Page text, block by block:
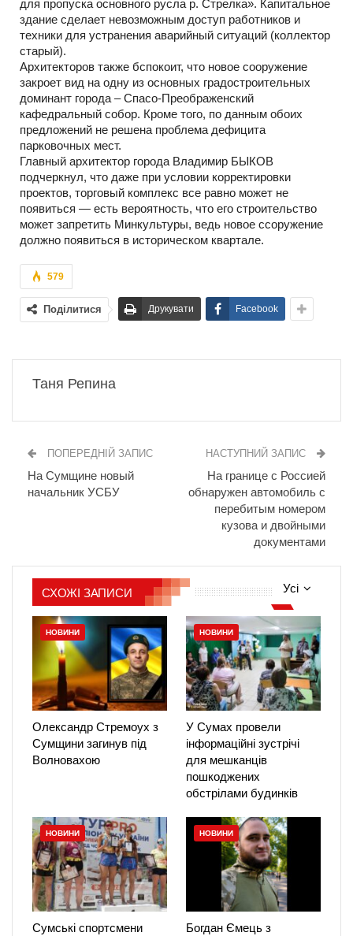
для пропуска основного русла р. Стрелка». Капитальное
здание сделает невозможным доступ работников и
техники для устранения аварийный ситуаций (коллектор
старый).
Архитекторов также бспокоит, что новое сооружение
закроет вид на одну из основных градостроительных
доминант города – Спасо-Преображенский
кафедральный собор. Кроме того, по данным обоих
предложений не решена проблема дефицита
парковочных мест.
Главный архитектор города Владимир БЫКОВ
подчеркнул, что даже при условии корректировки
проектов, торговый комплекс все равно может не
появиться — есть вероятность, что его строительство
может запретить Минкультуры, ведь новое ссоружение
должно появиться в историческом квартале.
579
Поділитися Друкувати Facebook
Таня Репина
ПОПЕРЕДНІЙ ЗАПИС
На Сумщине новый
начальник УСБУ
НАСТУПНИЙ ЗАПИС
На границе с Россией
обнаружен автомобиль с
перебитым номером
кузова и двойными
документами
Усі
СХОЖІ ЗАПИСИ
НОВИНИ
Олександр Стремоух з
Сумщини загинув під
Волновахою
НОВИНИ
У Сумах провели
інформаційні зустрічі
для мешканців
пошкоджених
обстрілами будинків
НОВИНИ
Сумські спортсмени
НОВИНИ
Богдан Ємець з